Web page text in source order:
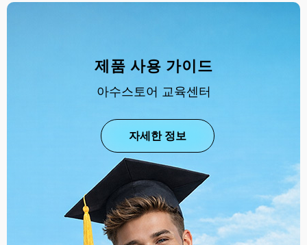
제품 사용 가이드
아수스토어 교육센터
자세한 정보